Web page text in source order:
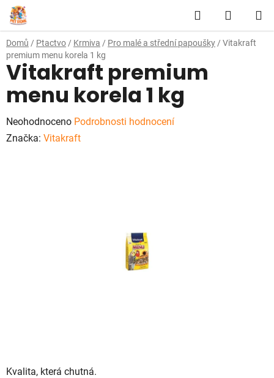
Přejít
na
obsah
Hledat
KOŠÍK
Domů / Ptactvo / Krmiva / Pro malé a střední papoušky / Vitakraft
premium menu korela 1 kg
Kvalita, která chutná.
Vitakraft premium
menu korela 1 kg
Průměrné
hodnocení
Neohodnoceno Podrobnosti hodnocení
Značka: Vitakraft